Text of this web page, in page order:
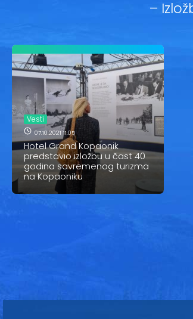
–
Vesti
07.10.2021 11:05
Hotel Grand Kopaonik
predstavio izložbu u čast 40
godina savremenog turizma
na Kopaoniku